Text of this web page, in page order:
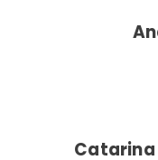
Catarina